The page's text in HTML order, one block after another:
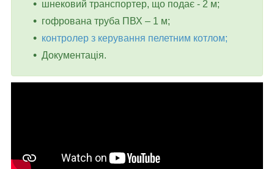
шнековий транспортер, що подає - 2 м;
гофрована труба ПВХ – 1 м;
контролер з керування пелетним котлом;
Документація.